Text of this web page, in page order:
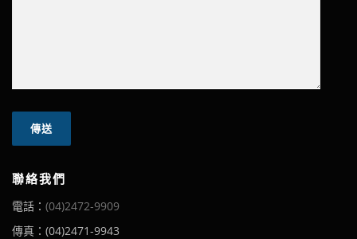
聯絡我們
電話： (04)2472-9909
傳真：(04)2471-9943